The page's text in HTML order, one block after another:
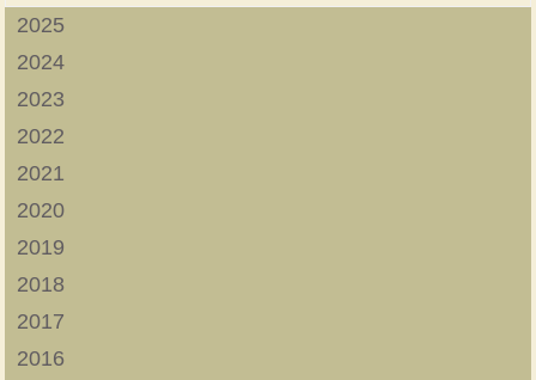
2025
2024
2023
2022
2021
2020
2019
2018
2017
2016